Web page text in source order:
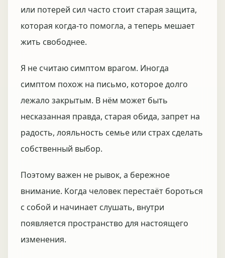
или потерей сил часто стоит старая защита,
которая когда-то помогла, а теперь мешает
жить свободнее.
Я не считаю симптом врагом. Иногда
симптом похож на письмо, которое долго
лежало закрытым. В нём может быть
несказанная правда, старая обида, запрет на
радость, лояльность семье или страх сделать
собственный выбор.
Поэтому важен не рывок, а бережное
внимание. Когда человек перестаёт бороться
с собой и начинает слушать, внутри
появляется пространство для настоящего
изменения.